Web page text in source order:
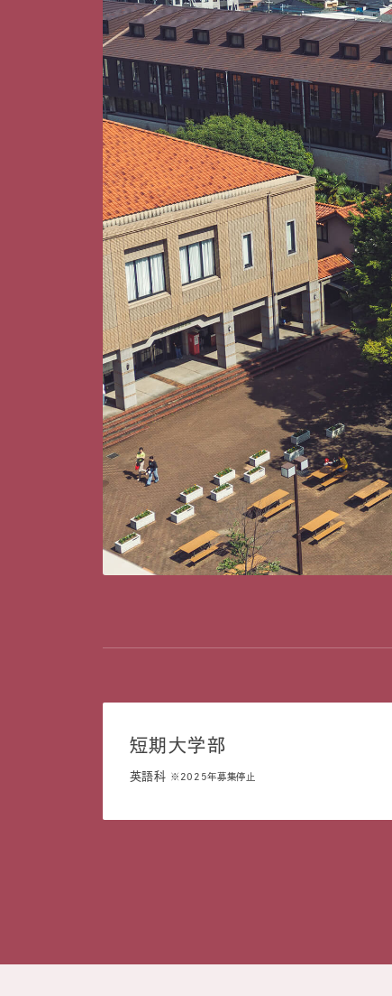
短期大学部
英語科 ※2025年募集停止